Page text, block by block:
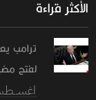
الأكثر قراءة
ترامب
لفتح
02